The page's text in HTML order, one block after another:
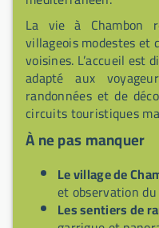
La vie à Chambon
villageois modestes et
voisines. L’accueil est
adapté aux
randonnées et de
circuits touristiques
À ne pas manquer
Le village de
et observation
Les sentiers de